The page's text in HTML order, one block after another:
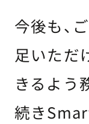
今後も、
足いただ
きるよう
続き